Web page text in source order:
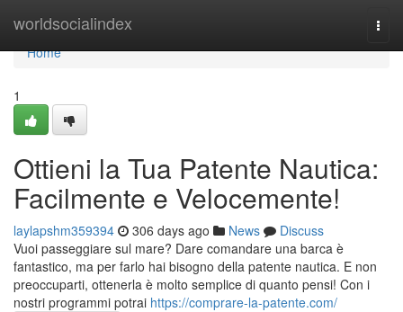
worldsocialindex
Home
Home
1
Ottieni la Tua Patente Nautica:
Facilmente e Velocemente!
laylapshm359394 306 days ago News
Discuss
Vuoi passeggiare sul mare? Dare comandare una barca è
fantastico, ma per farlo hai bisogno della patente nautica. E non
preoccuparti, ottenerla è molto semplice di quanto pensi! Con i
nostri programmi potrai https://comprare-la-patente.com/